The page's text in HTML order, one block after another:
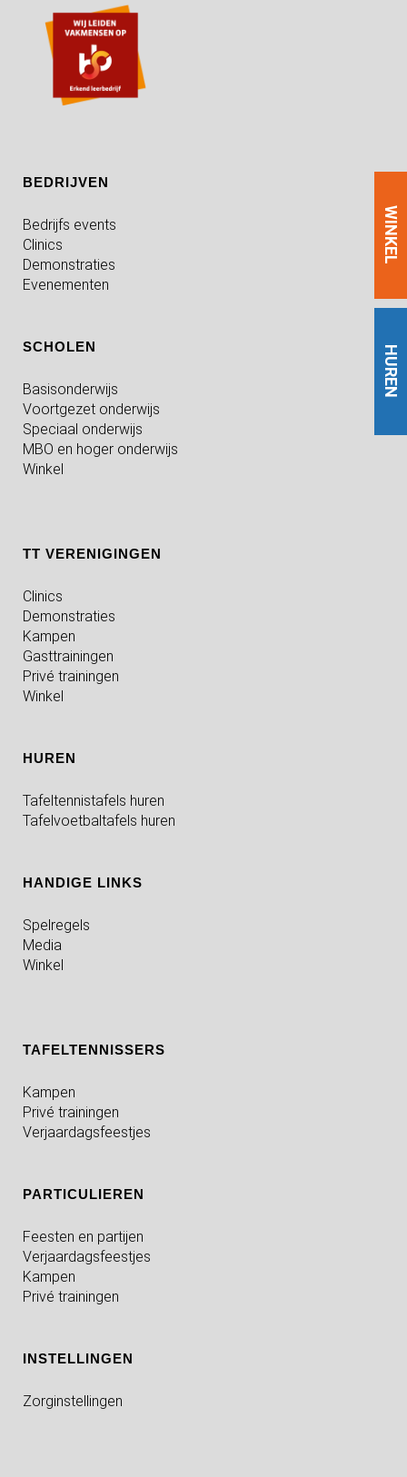
HUREN
WINKEL
BEDRIJVEN
Bedrijfs events
Clinics
Demonstraties
Evenementen
SCHOLEN
Basisonderwijs
Voortgezet onderwijs
Speciaal onderwijs
MBO en hoger onderwijs
Winkel
TT VERENIGINGEN
Clinics
Demonstraties
Kampen
Gasttrainingen
Privé trainingen
Winkel
HUREN
Tafeltennistafels huren
Tafelvoetbaltafels huren
HANDIGE LINKS
Spelregels
Media
Winkel
TAFELTENNISSERS
Kampen
Privé trainingen
Verjaardagsfeestjes
PARTICULIEREN
Feesten en partijen
Verjaardagsfeestjes
Kampen
Privé trainingen
INSTELLINGEN
Zorginstellingen